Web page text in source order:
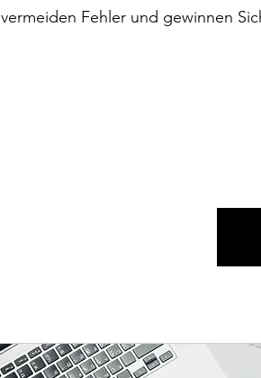
vermeiden Fehler und gewinnen